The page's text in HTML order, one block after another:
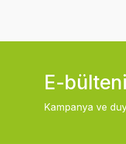
E-
Kampanya ve